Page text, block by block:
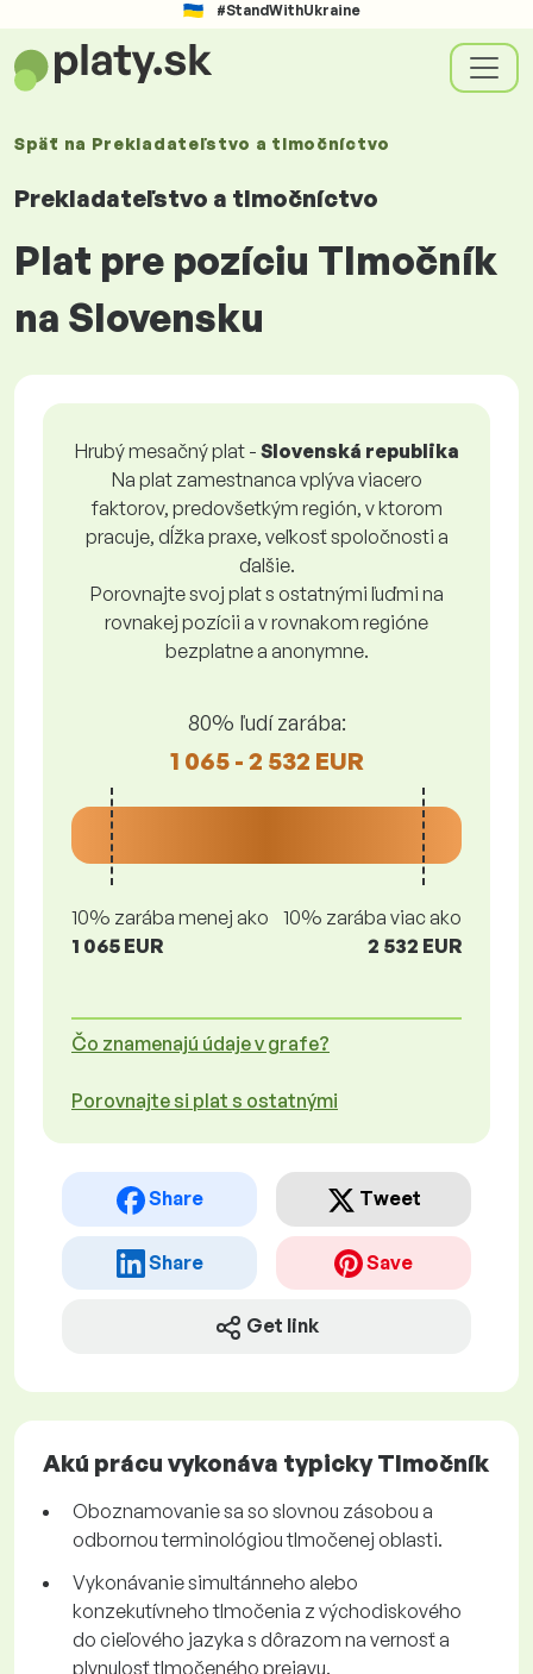
#StandWithUkraine
Späť na Prekladateľstvo a tlmočníctvo
Prekladateľstvo a tlmočníctvo
Plat pre pozíciu Tlmočník
na Slovensku
Hrubý mesačný plat - Slovenská republika
Na plat zamestnanca vplýva viacero
faktorov, predovšetkým región, v ktorom
pracuje, dĺžka praxe, veľkosť spoločnosti a
ďalšie.
Porovnajte svoj plat s ostatnými ľuďmi na
rovnakej pozícii a v rovnakom regióne
bezplatne a anonymne.
80% ľudí zarába:
1 065 - 2 532 EUR
10% zarába menej ako
1 065 EUR
10% zarába viac ako
2 532 EUR
Čo znamenajú údaje v grafe?
Porovnajte si plat s ostatnými
Share Tweet
Share Save
Get link
Akú prácu vykonáva typicky Tlmočník
Oboznamovanie sa so slovnou zásobou a
odbornou terminológiou tlmočenej oblasti.
Vykonávanie simultánneho alebo
konzekutívneho tlmočenia z východiskového
do cieľového jazyka s dôrazom na vernosť a
plynulosť tlmočeného prejavu.